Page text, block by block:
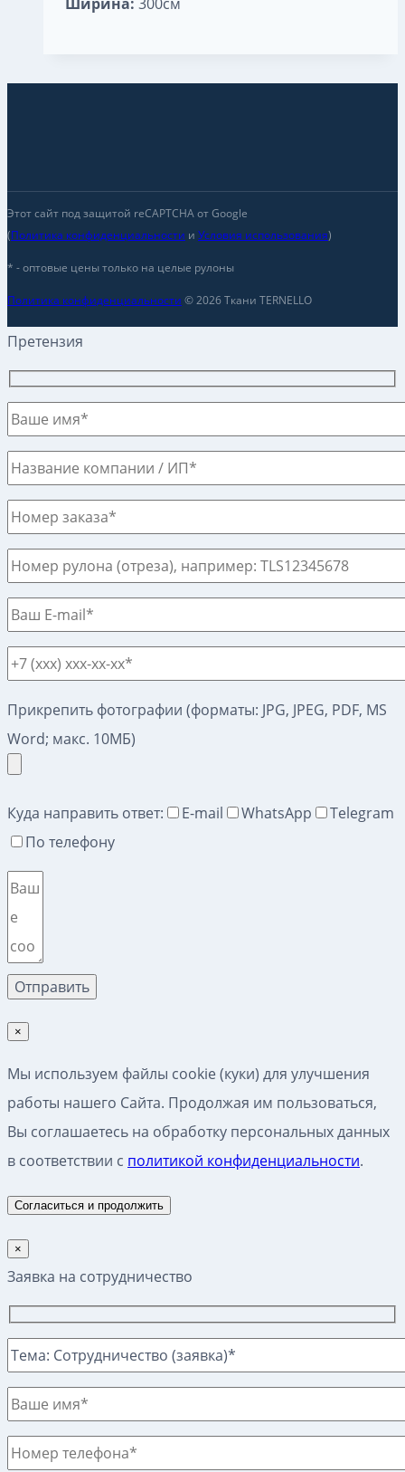
Этот сайт под защитой reCAPTCHA от Google
(Политика конфиденциальности и Условия использования)
* - оптовые цены только на целые рулоны
Политика конфиденциальности © 2026 Ткани TERNELLO
Претензия
Прикрепить фотографии (форматы: JPG, JPEG, PDF, MS
Word; макс. 10МБ)
Куда направить ответ: E-mail WhatsApp
Telegram
По телефону
×
Мы используем файлы cookie (куки) для улучшения
работы нашего Сайта. Продолжая им пользоваться,
Вы соглашаетесь на обработку персональных данных
в соответствии с политикой конфиденциальности.
Согласиться и продолжить
×
Заявка на сотрудничество